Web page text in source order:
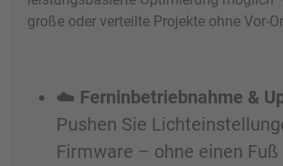
große oder verteilte Projekte ohne Vor-
☁️ Ferninbetriebnahme &
Pushen Sie
Firmware – ohne einen Fuß